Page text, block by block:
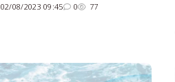
02/08/2023 09:45 0 77